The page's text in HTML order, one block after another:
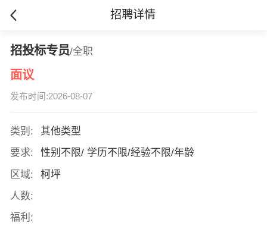
招聘详情
招投标专员/全职
面议
发布时间:2026-08-07
类别:
其他类型
要求:
性别不限/ 学历不限/经验不限/年龄
区域:
柯坪
人数:
福利: